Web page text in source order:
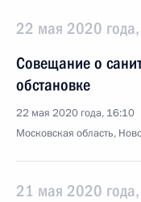
22 мая 2020 года,
Совещание о
обстановке
22 мая 2020 года, 16:10
Московская область,
21 мая 2020 года,